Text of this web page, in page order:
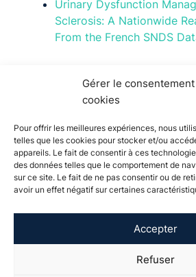
Gérer le
cookies
Pour offrir les meilleures expériences, nous
telles que les cookies pour stocker et/ou
appareils. Le fait de consentir à ces
des données telles que le comportement de
sur ce site. Le fait de ne pas consentir ou de
avoir un effet négatif sur certaines
Accepter
Refuser
Urinary Dysfunction
Sclerosis: A Nationwide
From the French SNDS
À propos de
l'Université
Actualités
InternationalSoutenir
Mentions légales